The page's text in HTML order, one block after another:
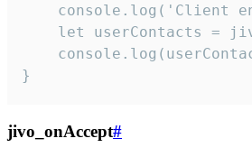
console.log('Client
let userContacts =
}
jivo_onAccept#